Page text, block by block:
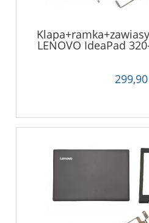
LENOVO IdeaPad
299,90